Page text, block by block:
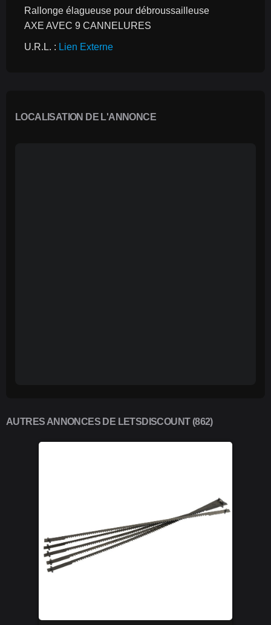
Rallonge élagueuse pour débroussailleuse
AXE AVEC 9 CANNELURES
U.R.L. : Lien Externe
LOCALISATION DE L'ANNONCE
AUTRES ANNONCES DE LETSDISCOUNT (862)